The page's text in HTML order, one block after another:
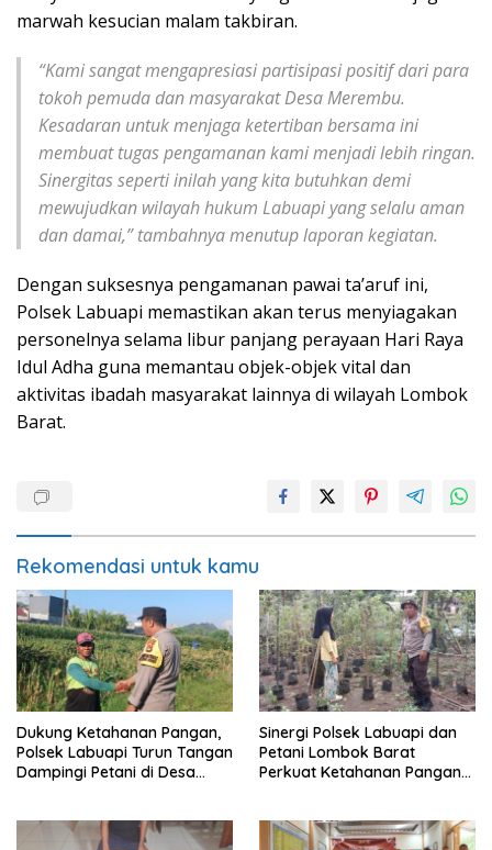
marwah kesucian malam takbiran.
“Kami sangat mengapresiasi partisipasi positif dari para
tokoh pemuda dan masyarakat Desa Merembu.
Kesadaran untuk menjaga ketertiban bersama ini
membuat tugas pengamanan kami menjadi lebih ringan.
Sinergitas seperti inilah yang kita butuhkan demi
mewujudkan wilayah hukum Labuapi yang selalu aman
dan damai,” tambahnya menutup laporan kegiatan.
Dengan suksesnya pengamanan pawai ta’aruf ini,
Polsek Labuapi memastikan akan terus menyiagakan
personelnya selama libur panjang perayaan Hari Raya
Idul Adha guna memantau objek-objek vital dan
aktivitas ibadah masyarakat lainnya di wilayah Lombok
Barat.
Rekomendasi untuk kamu
Dukung Ketahanan Pangan,
Polsek Labuapi Turun Tangan
Dampingi Petani di Desa
Sinergi Polsek Labuapi dan
Petani Lombok Barat
Perkuat Ketahanan Pangan